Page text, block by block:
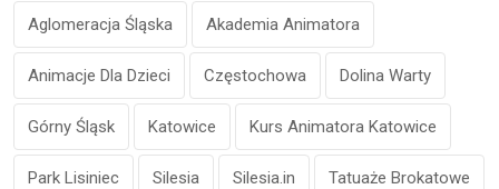
Aglomeracja Śląska Akademia Animatora
Animacje Dla Dzieci Częstochowa Dolina Warty
Górny Śląsk Katowice Kurs Animatora Katowice
Park Lisiniec Silesia Silesia.in Tatuaże Brokatowe